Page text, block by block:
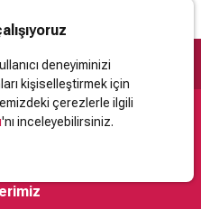
deneyiminizi
kişiselleştirmek için
çerezlerle ilgili
'nı inceleyebilirsiniz.